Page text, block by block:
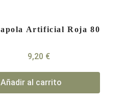
Artificial Roja 80
9,20 €
Añadir al carrito